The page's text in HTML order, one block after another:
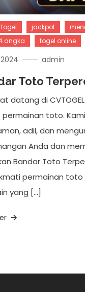
togel jackpot
angka
togel online
admin
Toto
datang di
toto.
adil, dan
Anda dan
Bandar Toto
permainan toto
yang […]